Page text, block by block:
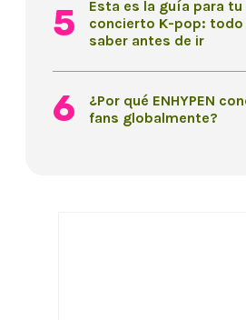
Esta es la guía para
concierto K-pop: todo
saber antes de ir
¿Por qué ENHYPEN
fans globalmente?